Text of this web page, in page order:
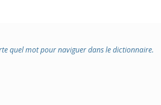
quel mot pour naviguer dans le dictionnaire.